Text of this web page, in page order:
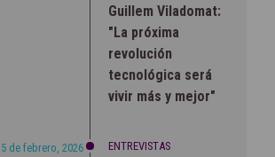
Guillem Viladomat:
"La próxima
revolución
tecnológica será
vivir más y mejor"
5 de febrero, 2026 ENTREVISTAS